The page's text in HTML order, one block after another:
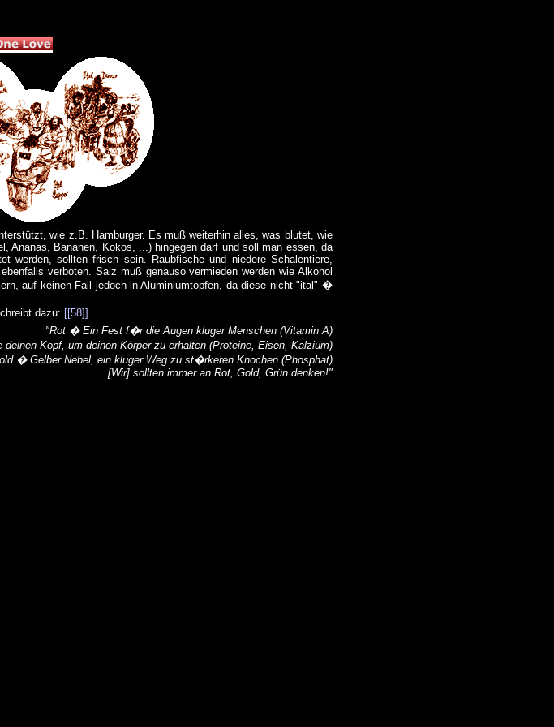
wie z.B. Hamburger. Es muß weiterhin alles, was blutet, wie
Ananas, Bananen, Kokos, ...) hingegen darf und soll man essen, da
sollten frisch sein. Raubfische und niedere Schalentiere,
verboten. Salz muß genauso vermieden werden wie Alkohol
auf keinen Fall jedoch in Aluminiumtöpfen, da diese nicht "ital" �
dazu: [[58]]
"Rot � Ein Fest f�r die Augen kluger Menschen (Vitamin A)
Kopf, um deinen Körper zu erhalten (Proteine, Eisen, Kalzium)
� Gelber Nebel, ein kluger Weg zu st�rkeren Knochen (Phosphat)
[Wir] sollten immer an Rot, Gold, Grün denken!"